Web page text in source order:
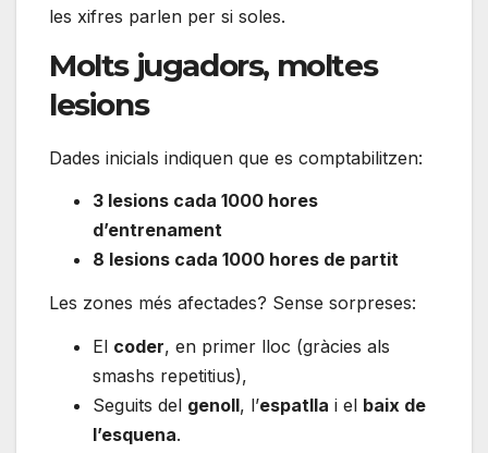
les xifres parlen per si soles.
Molts jugadors, moltes
lesions
Dades inicials indiquen que es comptabilitzen:
3 lesions cada 1000 hores
d’entrenament
8 lesions cada 1000 hores de partit
Les zones més afectades? Sense sorpreses:
El coder, en primer lloc (gràcies als
smashs repetitius),
Seguits del genoll, l’espatlla i el baix de
l’esquena.